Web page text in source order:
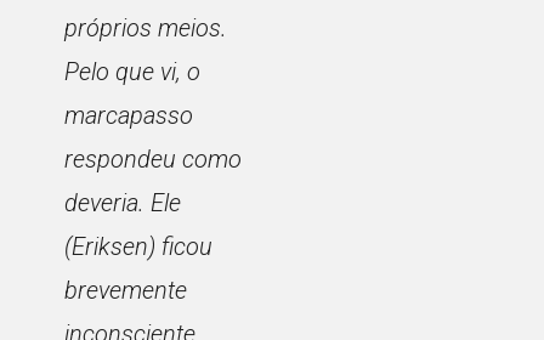
próprios meios.
Pelo que vi, o
marcapasso
respondeu como
deveria. Ele
(Eriksen) ficou
brevemente
inconsciente,